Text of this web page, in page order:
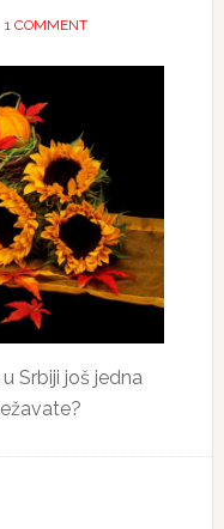
1 COMMENT
Srbiji još jedna